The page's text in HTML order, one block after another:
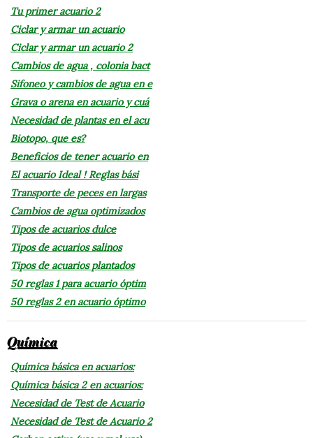
Tu primer acuario 2
Ciclar y armar un acuario
Ciclar y armar un acuario 2
Cambios de agua , colonia bact
Sifoneo y cambios de agua en e
Grava o arena en acuario y cuá
Necesidad de plantas en el acu
Biotopo, que es?
Beneficios de tener acuario en
El acuario Ideal ! Reglas bási
Transporte de peces en largas
Cambios de agua optimizados
Tipos de acuarios dulce
Tipos de acuarios salinos
Tipos de acuarios plantados
50 reglas 1 para acuario óptim
50 reglas 2 en acuario óptimo
Química
Química básica en acuarios:
Química básica 2 en acuarios:
Necesidad de Test de Acuario
Necesidad de Test de Acuario 2